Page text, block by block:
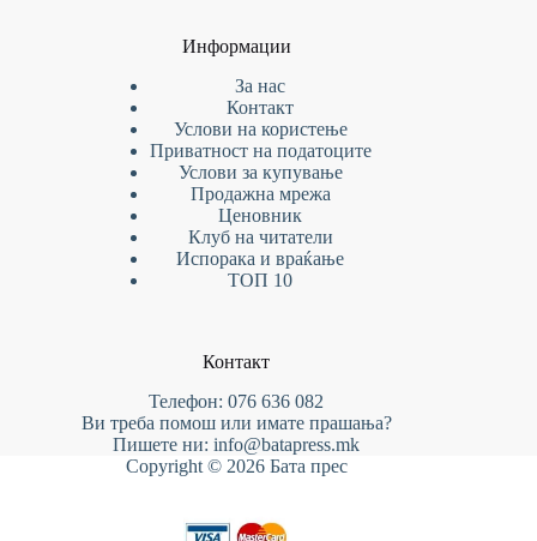
Информации
За нас
Контакт
Услови на користење
Приватност на податоците
Услови за купување
Продажна мрежа
Ценовник
Клуб на читатели
Испорака и враќање
ТОП 10
Контакт
Телефон: 076 636 082
Ви треба помош или имате прашања?
Пишете ни: info@batapress.mk
Copyright © 2026 Бата прес